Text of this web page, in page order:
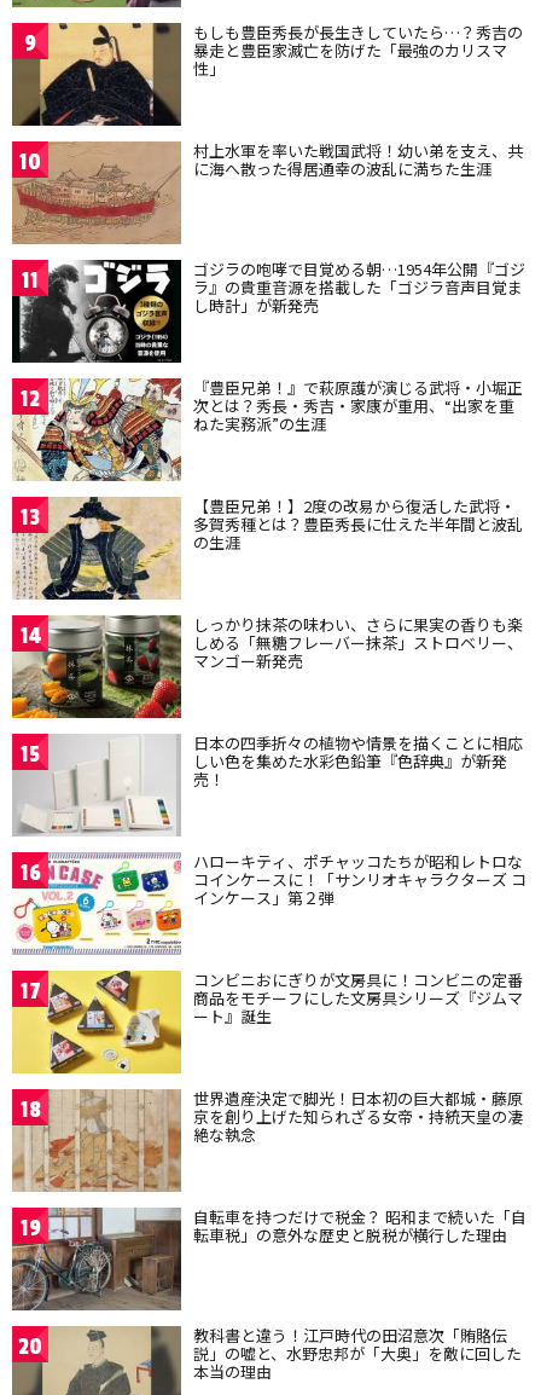
9 もしも豊臣秀長が長生きしていたら…？秀吉の
暴走と豊臣家滅亡を防げた「最強のカリスマ
性」
10 村上水軍を率いた戦国武将！幼い弟を支え、共
に海へ散った得居通幸の波乱に満ちた生涯
11 ゴジラの咆哮で目覚める朝…1954年公開『ゴジ
ラ』の貴重音源を搭載した「ゴジラ音声目覚ま
し時計」が新発売
12 『豊臣兄弟！』で萩原護が演じる武将・小堀正
次とは？秀長・秀吉・家康が重用、“出家を重
ねた実務派”の生涯
13 【豊臣兄弟！】2度の改易から復活した武将・
多賀秀種とは？豊臣秀長に仕えた半年間と波乱
の生涯
14 しっかり抹茶の味わい、さらに果実の香りも楽
しめる「無糖フレーバー抹茶」ストロベリー、
マンゴー新発売
15 日本の四季折々の植物や情景を描くことに相応
しい色を集めた水彩色鉛筆『色辞典』が新発
売！
16 ハローキティ、ポチャッコたちが昭和レトロな
コインケースに！「サンリオキャラクターズ コ
インケース」第２弾
17 コンビニおにぎりが文房具に！コンビニの定番
商品をモチーフにした文房具シリーズ『ジムマ
ート』誕生
18 世界遺産決定で脚光！日本初の巨大都城・藤原
京を創り上げた知られざる女帝・持統天皇の凄
絶な執念
19 自転車を持つだけで税金？ 昭和まで続いた「自
転車税」の意外な歴史と脱税が横行した理由
20 教科書と違う！江戸時代の田沼意次「賄賂伝
説」の嘘と、水野忠邦が「大奥」を敵に回した
本当の理由